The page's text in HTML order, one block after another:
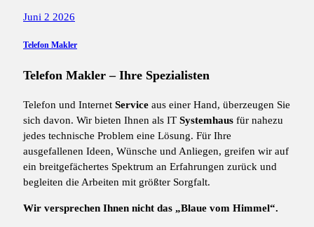
Juni 2 2026
Telefon Makler
Telefon Makler – Ihre Spezialisten
Telefon und Internet Service aus einer Hand, überzeugen Sie
sich davon. Wir bieten Ihnen als IT Systemhaus für nahezu
jedes technische Problem eine Lösung. Für Ihre
ausgefallenen Ideen, Wünsche und Anliegen, greifen wir auf
ein breitgefächertes Spektrum an Erfahrungen zurück und
begleiten die Arbeiten mit größter Sorgfalt.
Wir versprechen Ihnen nicht das „Blaue vom Himmel“.